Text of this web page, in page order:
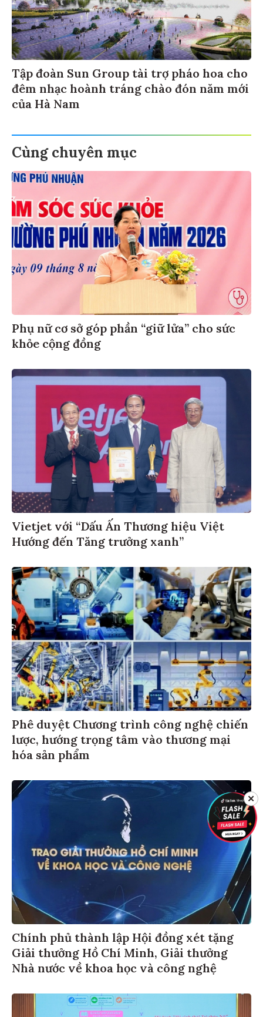
Tập đoàn Sun Group tài trợ pháo hoa cho
đêm nhạc hoành tráng chào đón năm mới
của Hà Nam
Cùng chuyên mục
Phụ nữ cơ sở góp phần “giữ lửa” cho sức
khỏe cộng đồng
Vietjet với “Dấu Ấn Thương hiệu Việt
Hướng đến Tăng trưởng xanh”
Phê duyệt Chương trình công nghệ chiến
lược, hướng trọng tâm vào thương mại
hóa sản phẩm
Chính phủ thành lập Hội đồng xét tặng
Giải thưởng Hồ Chí Minh, Giải thưởng
Nhà nước về khoa học và công nghệ
✕